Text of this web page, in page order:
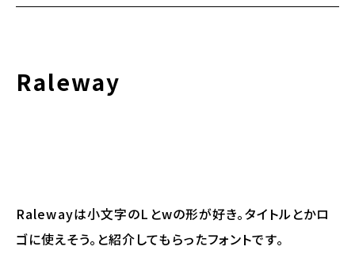
Raleway
Ralewayは小文字のLとwの形が好き。タイトルとかロ
ゴに使えそう。と紹介してもらったフォントです。